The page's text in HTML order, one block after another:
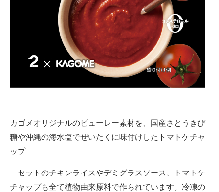
カゴメオリジナルのピューレー素材を、国産さとうきび
糖や沖縄の海水塩でぜいたくに味付けしたトマトケチャ
ップ
セットのチキンライスやデミグラスソース、トマトケ
チャップも全て植物由来原料で作られています。冷凍の